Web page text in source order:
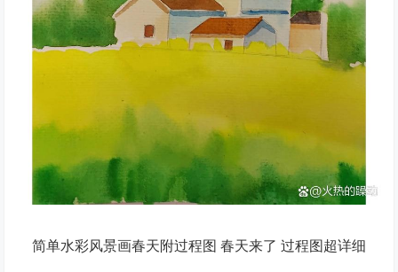
简单水彩风景画春天附过程图 春天来了 过程图超详细